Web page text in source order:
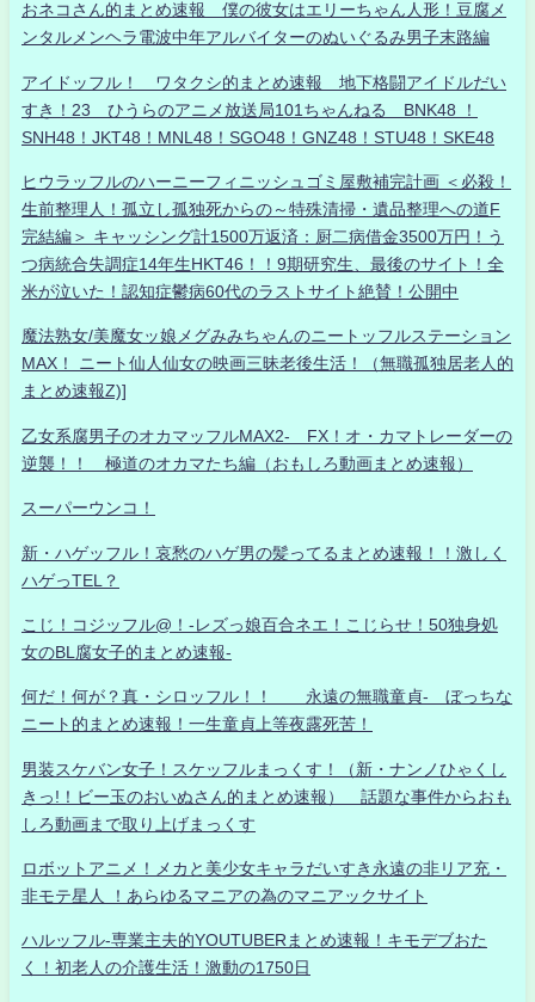
おネコさん的まとめ速報 僕の彼女はエリーちゃん人形！豆腐メ
ンタルメンヘラ電波中年アルバイターのぬいぐるみ男子末路編
アイドッフル！ ワタクシ的まとめ速報 地下格闘アイドルだい
すき！23 ひうらのアニメ放送局101ちゃんねる BNK48 ！
SNH48！JKT48！MNL48！SGO48！GNZ48！STU48！SKE48
ヒウラッフルのハーニーフィニッシュゴミ屋敷補完計画 ＜必殺！
生前整理人！孤立し孤独死からの～特殊清掃・遺品整理への道F
完結編＞ キャッシング計1500万返済：厨二病借金3500万円！う
つ病統合失調症14年生HKT46！！9期研究生、最後のサイト！全
米が泣いた！認知症鬱病60代のラストサイト絶賛！公開中
魔法熟女/美魔女ッ娘メグみみちゃんのニートッフルステーション
MAX！ ニート仙人仙女の映画三昧老後生活！（無職孤独居老人的
まとめ速報Z)]
乙女系腐男子のオカマッフルMAX2- FX！オ・カマトレーダーの
逆襲！！ 極道のオカマたち編（おもしろ動画まとめ速報）
スーパーウンコ！
新・ハゲッフル！哀愁のハゲ男の髪ってるまとめ速報！！激しく
ハゲっTEL？
こじ！コジッフル@！-レズっ娘百合ネエ！こじらせ！50独身処
女のBL腐女子的まとめ速報-
何だ！何が？真・シロッフル！！ 永遠の無職童貞- ぼっちな
ニート的まとめ速報！一生童貞上等夜露死苦！
男装スケバン女子！スケッフルまっくす！（新・ナンノひゃくし
きっ!！ビー玉のおいぬさん的まとめ速報） 話題な事件からおも
しろ動画まで取り上げまっくす
ロボットアニメ！メカと美少女キャラだいすき永遠の非リア充・
非モテ星人 ！あらゆるマニアの為のマニアックサイト
ハルッフル-専業主夫的YOUTUBERまとめ速報！キモデブおた
く！初老人の介護生活！激動の1750日